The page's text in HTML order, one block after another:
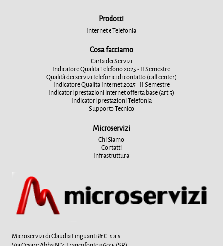
Prodotti
Internet e Telefonia
Cosa facciamo
Carta dei Servizi
Indicatore Qualita Telefono 2025 - II Semestre
Qualità dei servizi telefonici di contatto (call center)
Indicatore Qualita Internet 2025 - II Semestre
Indicatori prestazioni internet offerta base (art 5)
Indicatori prestazioni Telefonia
Supporto Tecnico
Microservizi
Chi Siamo
Contatti
Infrastruttura
Microservizi di Claudia Linguanti & C. s.a.s.